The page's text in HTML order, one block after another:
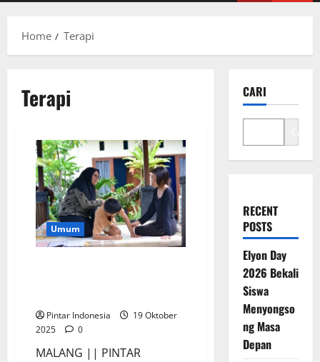
Home Terapi
Terapi
Umum
Pintar Indonesia
19 Oktober
2025
0
MALANG || PINTAR
CARI
Cari
RECENT
POSTS
Elyon Day
2026 Bekali
Siswa
Menyongso
ng Masa
Depan